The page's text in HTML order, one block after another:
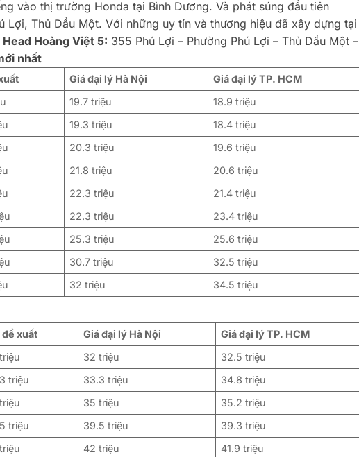
vào thị trường Honda tại Bình Dương. Và phát súng đầu tiên
Lợi, Thủ Dầu Một. Với những uy tín và thương hiệu đã xây dựng tại
Head Hoàng Việt 5: 355 Phú Lợi – Phường Phú Lợi – Thủ Dầu Một –
nhất
Giá đại lý Hà Nội
Giá đại lý TP. HCM
19.7 triệu
18.9 triệu
19.3 triệu
18.4 triệu
20.3 triệu
19.6 triệu
21.8 triệu
20.6 triệu
22.3 triệu
21.4 triệu
22.3 triệu
23.4 triệu
25.3 triệu
25.6 triệu
30.7 triệu
32.5 triệu
32 triệu 34.5 triệu
đề xuất Giá đại lý Hà Nội
Giá đại lý TP. HCM
32 triệu
32.5 triệu
triệu 33.3 triệu
34.8 triệu
35 triệu
35.2 triệu
triệu 39.5 triệu
39.3 triệu
42 triệu
41.9 triệu